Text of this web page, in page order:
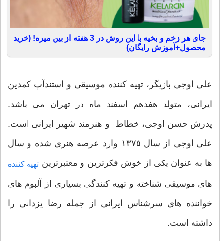
جای هر زخم و بخیه با این روش در 3 هفته از بین میره! (خرید
محصول+آموزش رایگان)
علی اوجی بازیگر، تهیه‌ کننده موسیقی و استندآپ کمدین
ایرانی، متولد هفدهم اسفند ماه در تهران می باشد.
پدرش حسن اوجى، خطاط و هنرمند شهیر ایرانى است.
علی اوجی از سال ۱۳۷۵ وارد عرصه هنری شده و سال
ها به عنوان یکی از خوش فکرترین و معتبرترین تهیه کننده
های موسیقی شناخته و تهیه کنندگی بسیاری از آلبوم های
خواننده های سرشناس ایرانی از جمله رضا یزدانی را
داشته است.